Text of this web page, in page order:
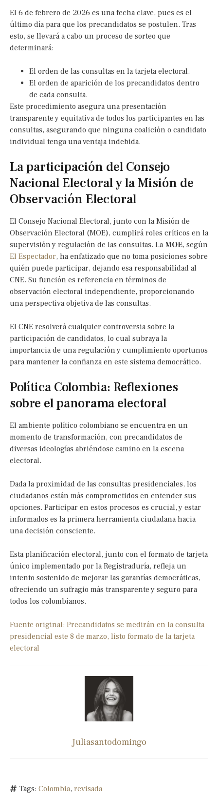
El 6 de febrero de 2026 es una fecha clave, pues es el
último día para que los precandidatos se postulen. Tras
esto, se llevará a cabo un proceso de sorteo que
determinará:
El orden de las consultas en la tarjeta electoral.
El orden de aparición de los precandidatos dentro
de cada consulta.
Este procedimiento asegura una presentación
transparente y equitativa de todos los participantes en las
consultas, asegurando que ninguna coalición o candidato
individual tenga una ventaja indebida.
La participación del Consejo
Nacional Electoral y la Misión de
Observación Electoral
El Consejo Nacional Electoral, junto con la Misión de
Observación Electoral (MOE), cumplirá roles críticos en la
supervisión y regulación de las consultas. La MOE, según
El Espectador, ha enfatizado que no toma posiciones sobre
quién puede participar, dejando esa responsabilidad al
CNE. Su función es referencia en términos de
observación electoral independiente, proporcionando
una perspectiva objetiva de las consultas.
El CNE resolverá cualquier controversia sobre la
participación de candidatos, lo cual subraya la
importancia de una regulación y cumplimiento oportunos
para mantener la confianza en este sistema democrático.
Política Colombia: Reflexiones
sobre el panorama electoral
El ambiente político colombiano se encuentra en un
momento de transformación, con precandidatos de
diversas ideologías abriéndose camino en la escena
electoral.
Dada la proximidad de las consultas presidenciales, los
ciudadanos están más comprometidos en entender sus
opciones. Participar en estos procesos es crucial, y estar
informados es la primera herramienta ciudadana hacia
una decisión consciente.
Esta planificación electoral, junto con el formato de tarjeta
único implementado por la Registraduría, refleja un
intento sostenido de mejorar las garantías democráticas,
ofreciendo un sufragio más transparente y seguro para
todos los colombianos.
Fuente original: Precandidatos se medirán en la consulta
presidencial este 8 de marzo, listo formato de la tarjeta
electoral
Juliasantodomingo
Tags: Colombia, revisada